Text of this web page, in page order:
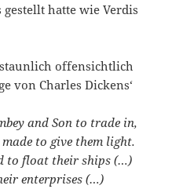
hatte wie Verdis
offensichtlich
von Charles Dickens‘
and Son to trade in,
to give them light.
to float their ships (…)
enterprises (…)